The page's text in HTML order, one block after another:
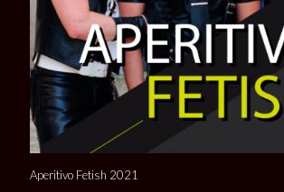
Aperitivo Fetish 2021